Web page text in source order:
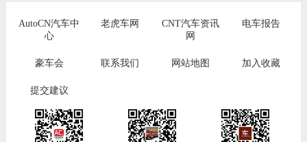
AutoCN汽车中
心
老虎车网
CNT汽车资讯
网
电车报告
豪车会 联系我们 网站地图 加入收藏
提交建议